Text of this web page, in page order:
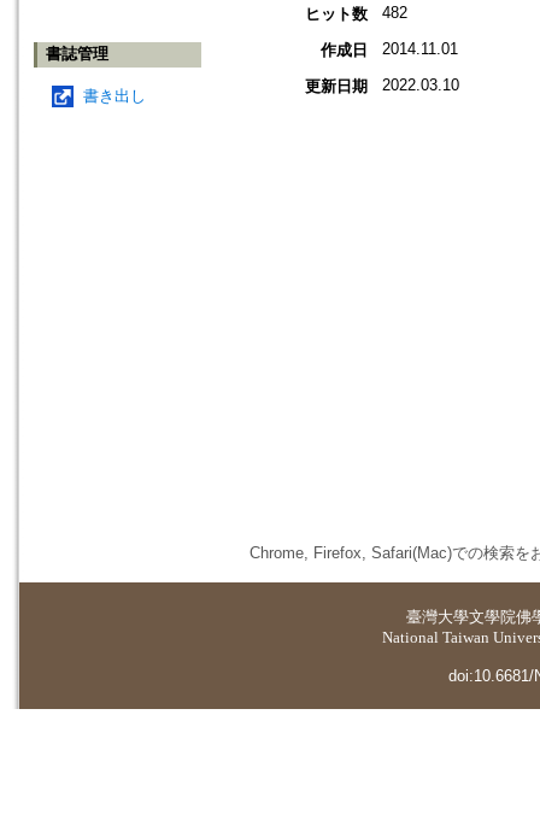
書誌管理
書き出し
ヒット数
482
作成日 2014.11.01
更新日期 2022.03.10
Chrome, Firefox, Safari(Mac)での検索を
臺灣大學文學院佛
National Taiwan
doi:10.6681/